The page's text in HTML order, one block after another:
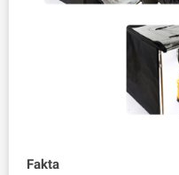
Fakta